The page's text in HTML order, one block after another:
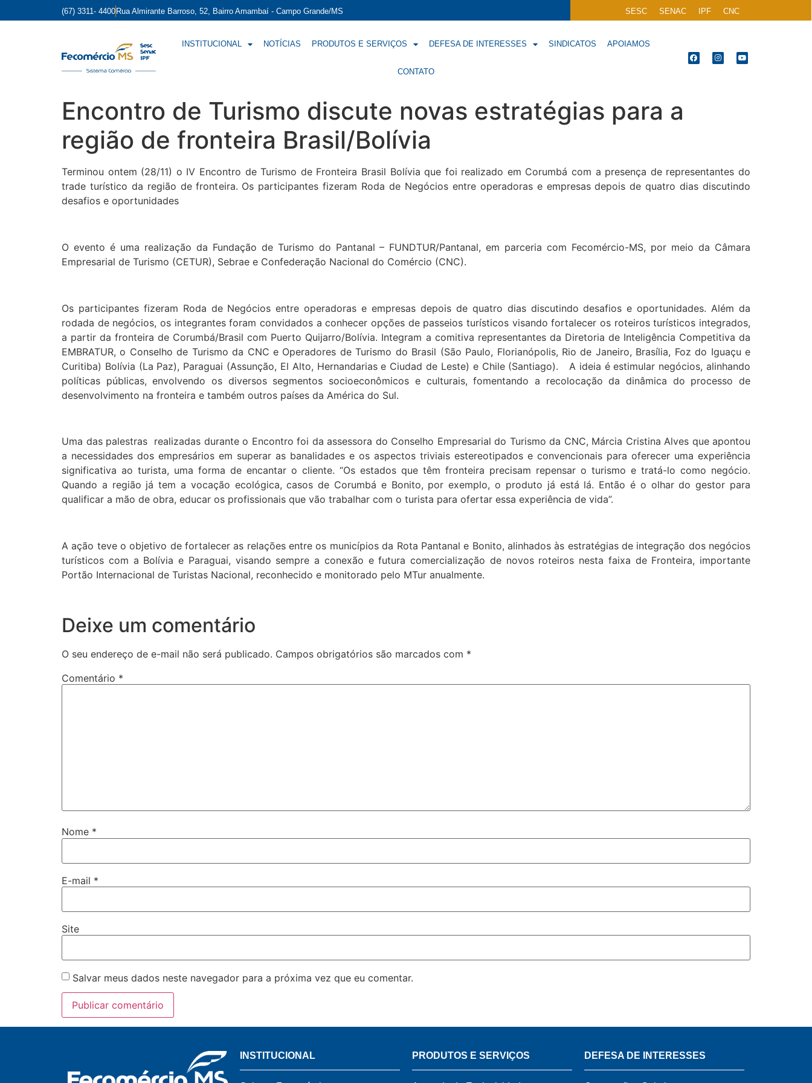
(67) 3311- 4400 Rua Almirante Barroso, 52, Bairro Amambaí - Campo Grande/MS SESC SENAC IPF CNC
INSTITUCIONAL NOTÍCIAS PRODUTOS E SERVIÇOS DEFESA DE INTERESSES SINDICATOS APOIAMOS
CONTATO
Encontro de Turismo discute novas estratégias para a
região de fronteira Brasil/Bolívia
Terminou ontem (28/11) o IV Encontro de Turismo de Fronteira Brasil Bolívia que foi realizado em Corumbá com a presença de representantes do
trade turístico da região de fronteira. Os participantes fizeram Roda de Negócios entre operadoras e empresas depois de quatro dias discutindo
desafios e oportunidades
O evento é uma realização da Fundação de Turismo do Pantanal – FUNDTUR/Pantanal, em parceria com Fecomércio-MS, por meio da Câmara
Empresarial de Turismo (CETUR), Sebrae e Confederação Nacional do Comércio (CNC).
Os participantes fizeram Roda de Negócios entre operadoras e empresas depois de quatro dias discutindo desafios e oportunidades. Além da
rodada de negócios, os integrantes foram convidados a conhecer opções de passeios turísticos visando fortalecer os roteiros turísticos integrados,
a partir da fronteira de Corumbá/Brasil com Puerto Quijarro/Bolívia. Integram a comitiva representantes da Diretoria de Inteligência Competitiva da
EMBRATUR, o Conselho de Turismo da CNC e Operadores de Turismo do Brasil (São Paulo, Florianópolis, Rio de Janeiro, Brasília, Foz do Iguaçu e
Curitiba) Bolívia (La Paz), Paraguai (Assunção, El Alto, Hernandarias e Ciudad de Leste) e Chile (Santiago). A ideia é estimular negócios, alinhando
políticas públicas, envolvendo os diversos segmentos socioeconômicos e culturais, fomentando a recolocação da dinâmica do processo de
desenvolvimento na fronteira e também outros países da América do Sul.
Uma das palestras realizadas durante o Encontro foi da assessora do Conselho Empresarial do Turismo da CNC, Márcia Cristina Alves que apontou
a necessidades dos empresários em superar as banalidades e os aspectos triviais estereotipados e convencionais para oferecer uma experiência
significativa ao turista, uma forma de encantar o cliente. “Os estados que têm fronteira precisam repensar o turismo e tratá-lo como negócio.
Quando a região já tem a vocação ecológica, casos de Corumbá e Bonito, por exemplo, o produto já está lá. Então é o olhar do gestor para
qualificar a mão de obra, educar os profissionais que vão trabalhar com o turista para ofertar essa experiência de vida”.
A ação teve o objetivo de fortalecer as relações entre os municípios da Rota Pantanal e Bonito, alinhados às estratégias de integração dos negócios
turísticos com a Bolívia e Paraguai, visando sempre a conexão e futura comercialização de novos roteiros nesta faixa de Fronteira, importante
Portão Internacional de Turistas Nacional, reconhecido e monitorado pelo MTur anualmente.
Deixe um comentário
O seu endereço de e-mail não será publicado. Campos obrigatórios são marcados com *
Comentário *
Nome *
E-mail *
Site
Salvar meus dados neste navegador para a próxima vez que eu comentar.
INSTITUCIONAL PRODUTOS E SERVIÇOS DEFESA DE INTERESSES